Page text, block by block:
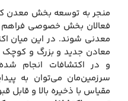
منجر به توسعه بخش معدن
فعالان بخش خصوصی فراهم
معدنی شوند. در این میان
معادن جدید و بزرگ و کوچک
مقیاس با ذخیره بالا و قابل